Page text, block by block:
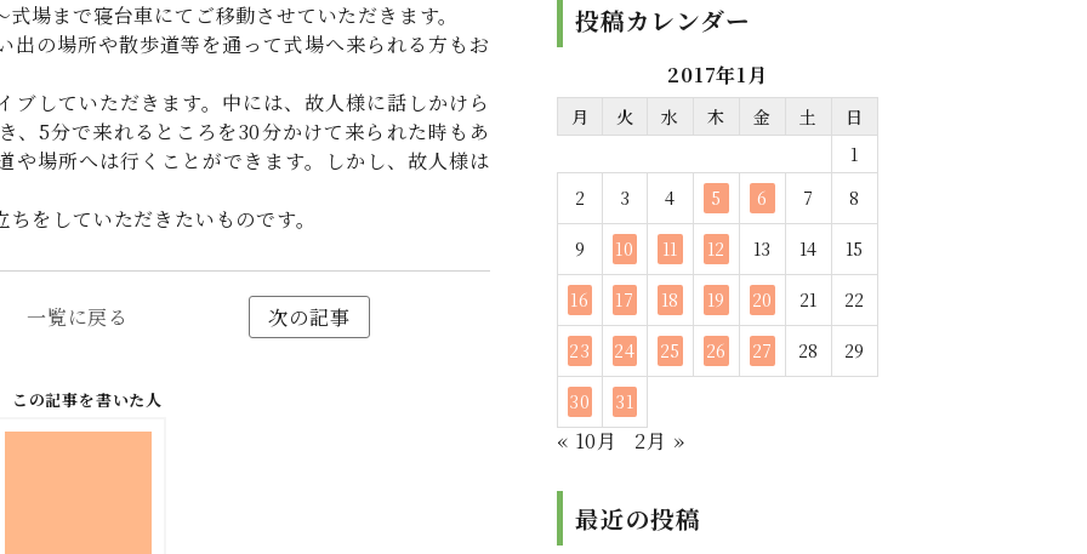
場まで寝台車にてご移動させていただきます。
出の場所や散歩道等を通って式場へ来られる方もお
ブしていただきます。中には、故人様に話しかけら
、5分で来れるところを30分かけて来られた時もあ
や場所へは行くことができます。しかし、故人様は
をしていただきたいものです。
一覧に戻る 次の記事
この記事を書いた人
投稿カレンダー
2017年1月
月 火 水 木 金 土
日
1
2
3 4 5 6 7 8
9 10 11 12 13 14 15
16 17 18 19 20 21 22
23 24 25 26 27 28 29
30 31
« 10月 2月 »
最近の投稿